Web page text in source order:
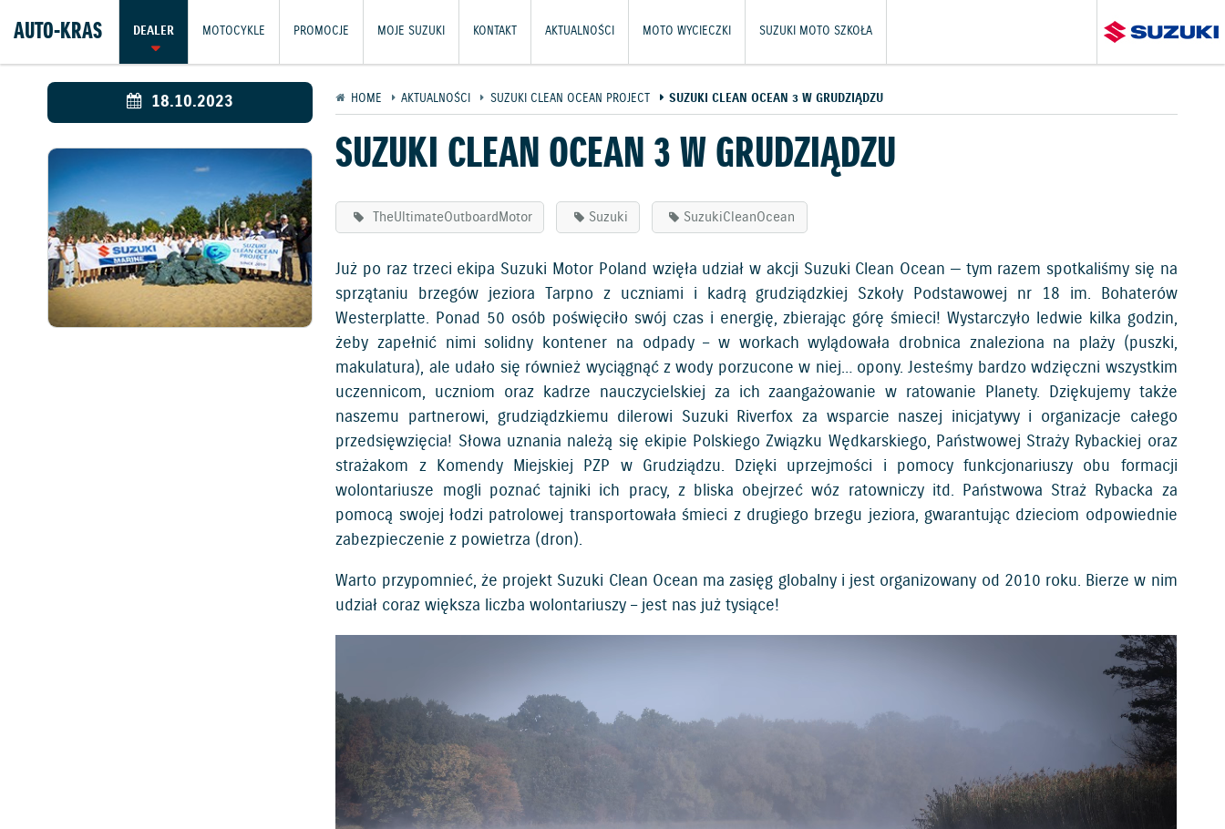
AUTO-KRAS DEALER MOTOCYKLE PROMOCJE MOJE SUZUKI KONTAKT AKTUALNOŚCI MOTO WYCIECZKI SUZUKI MOTO SZKOŁA
18.10.2023 HOME AKTUALNOŚCI SUZUKI CLEAN OCEAN PROJECT SUZUKI CLEAN OCEAN 3 W GRUDZIĄDZU
SUZUKI CLEAN OCEAN 3 W GRUDZIĄDZU
TheUltimateOutboardMotor Suzuki SuzukiCleanOcean
Już po raz trzeci ekipa Suzuki Motor Poland wzięła udział w akcji Suzuki Clean Ocean — tym razem spotkaliśmy się na
sprzątaniu brzegów jeziora Tarpno z uczniami i kadrą grudziądzkiej Szkoły Podstawowej nr 18 im. Bohaterów
Westerplatte. Ponad 50 osób poświęciło swój czas i energię, zbierając górę śmieci! Wystarczyło ledwie kilka godzin,
żeby zapełnić nimi solidny kontener na odpady – w workach wylądowała drobnica znaleziona na plaży (puszki,
makulatura), ale udało się również wyciągnąć z wody porzucone w niej… opony. Jesteśmy bardzo wdzięczni wszystkim
uczennicom, uczniom oraz kadrze nauczycielskiej za ich zaangażowanie w ratowanie Planety. Dziękujemy także
naszemu partnerowi, grudziądzkiemu dilerowi Suzuki Riverfox za wsparcie naszej inicjatywy i organizacje całego
przedsięwzięcia! Słowa uznania należą się ekipie Polskiego Związku Wędkarskiego, Państwowej Straży Rybackiej oraz
strażakom z Komendy Miejskiej PZP w Grudziądzu. Dzięki uprzejmości i pomocy funkcjonariuszy obu formacji
wolontariusze mogli poznać tajniki ich pracy, z bliska obejrzeć wóz ratowniczy itd. Państwowa Straż Rybacka za
pomocą swojej łodzi patrolowej transportowała śmieci z drugiego brzegu jeziora, gwarantując dzieciom odpowiednie
zabezpieczenie z powietrza (dron).
Warto przypomnieć, że projekt Suzuki Clean Ocean ma zasięg globalny i jest organizowany od 2010 roku. Bierze w nim
udział coraz większa liczba wolontariuszy – jest nas już tysiące!